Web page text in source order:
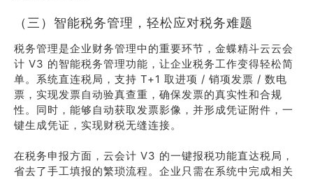
（三）智能税务管理，轻松应对税务难题
税务管理是企业财务管理中的重要环节，金蝶精斗云云会
计 V3 的智能税务管理功能，让企业税务工作变得轻松简
单。系统直连税局，支持 T+1 取进项 / 销项发票 / 数电
票，实现发票自动验真查重，确保发票的真实性和合规
性。同时，能够自动获取发票影像，并形成凭证附件，一
键生成凭证，实现财税无缝连接。
在税务申报方面，云会计 V3 的一键报税功能直达税局，
省去了手工填报的繁琐流程。企业只需在系统中完成相关